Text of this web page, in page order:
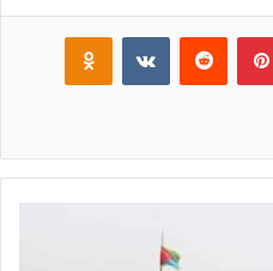
بينتيريست